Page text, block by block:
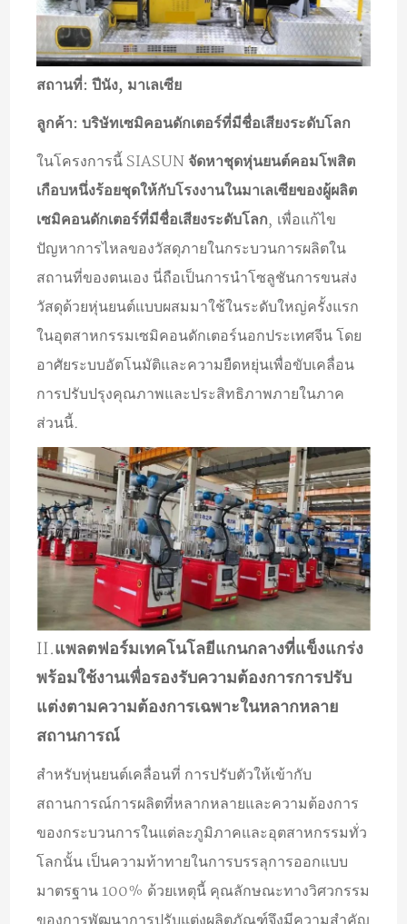
สถานที่: ปีนัง, มาเลเซีย
ลูกค้า: บริษัทเซมิคอนดักเตอร์ที่มีชื่อเสียงระดับโลก
ในโครงการนี้ SIASUN จัดหาชุดหุ่นยนต์คอมโพสิต
เกือบหนึ่งร้อยชุดให้กับโรงงานในมาเลเซียของผู้ผลิต
เซมิคอนดักเตอร์ที่มีชื่อเสียงระดับโลก, เพื่อแก้ไข
ปัญหาการไหลของวัสดุภายในกระบวนการผลิตใน
สถานที่ของตนเอง นี่ถือเป็นการนำโซลูชันการขนส่ง
วัสดุด้วยหุ่นยนต์แบบผสมมาใช้ในระดับใหญ่ครั้งแรก
ในอุตสาหกรรมเซมิคอนดักเตอร์นอกประเทศจีน โดย
อาศัยระบบอัตโนมัติและความยืดหยุ่นเพื่อขับเคลื่อน
การปรับปรุงคุณภาพและประสิทธิภาพภายในภาค
ส่วนนี้.
II.แพลตฟอร์มเทคโนโลยีแกนกลางที่แข็งแกร่ง
พร้อมใช้งานเพื่อรองรับความต้องการการปรับ
แต่งตามความต้องการเฉพาะในหลากหลาย
สถานการณ์
สำหรับหุ่นยนต์เคลื่อนที่ การปรับตัวให้เข้ากับ
สถานการณ์การผลิตที่หลากหลายและความต้องการ
ของกระบวนการในแต่ละภูมิภาคและอุตสาหกรรมทั่ว
โลกนั้น เป็นความท้าทายในการบรรลุการออกแบบ
มาตรฐาน 100% ด้วยเหตุนี้ คุณลักษณะทางวิศวกรรม
ของการพัฒนาการปรับแต่งผลิตภัณฑ์จึงมีความสำคัญ